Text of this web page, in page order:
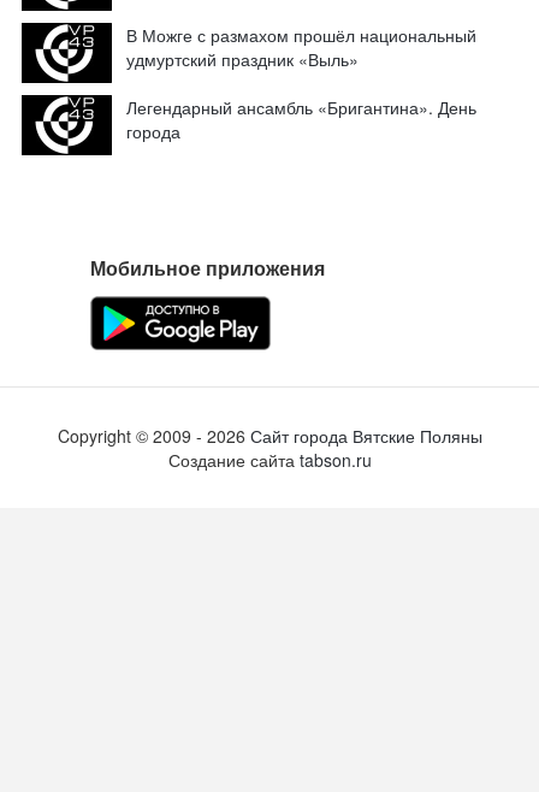
В Можге с размахом прошёл национальный
удмуртский праздник «Выль»
Легендарный ансамбль «Бригантина». День
города
Мобильное приложения
Copyright © 2009 - 2026 Сайт города Вятские Поляны
Создание сайта tabson.ru